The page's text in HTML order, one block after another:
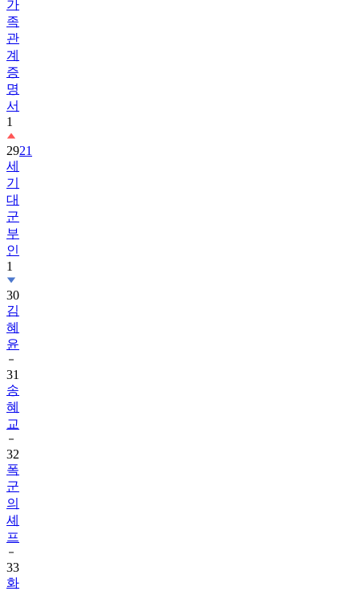
가
족
관
계
증
명
서
1
2921
세
기
대
군
부
인
1
30
김
혜
윤
31
송
혜
교
32
폭
군
의
셰
프
33
화